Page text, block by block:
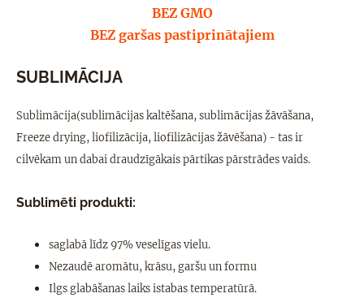
BEZ GMO
BEZ garšas pastiprinātajiem
SUBLIMĀCIJA
Sublimācija(sublimācijas kaltēšana, sublimācijas žāvāšana,
Freeze drying, liofilizācija, liofilizācijas žāvēšana) - tas ir
cilvēkam un dabai draudzīgākais pārtikas pārstrādes vaids.
Sublimēti produkti:
saglabā līdz 97% veselīgas vielu.
Nezaudē aromātu, krāsu, garšu un formu
Ilgs glabāšanas laiks istabas temperatūrā.